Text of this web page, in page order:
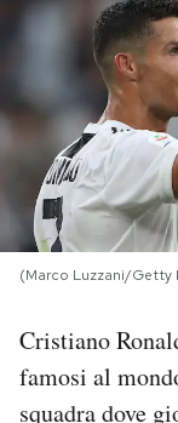
PODCAST
NEWSLETTER
I MIEI
SHOP
CALENDARIO
(Marco Luzzani/Getty
Cristiano
famosi al
squadra dove